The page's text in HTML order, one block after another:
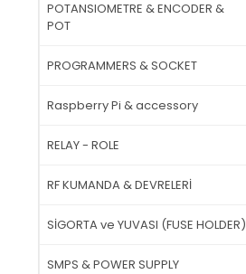
POTANSIOMETRE & ENCODER &
POT
PROGRAMMERS & SOCKET
Raspberry Pi & accessory
RELAY - ROLE
RF KUMANDA & DEVRELERİ
SİGORTA ve YUVASI (FUSE HOLDER)
SMPS & POWER SUPPLY